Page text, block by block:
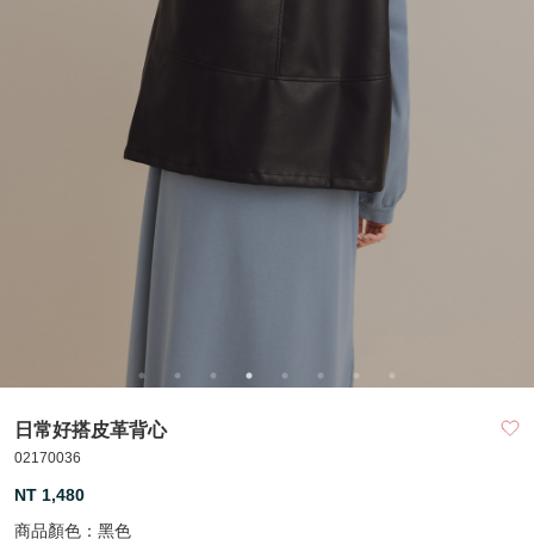
日常好搭皮革背心
02170036
NT 1,480
商品顏色： 黑色